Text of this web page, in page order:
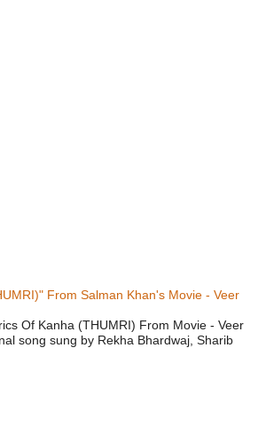
From Salman Khan's Movie - Veer
Of Kanha (THUMRI) From Movie - Veer
song sung by Rekha Bhardwaj, Sharib